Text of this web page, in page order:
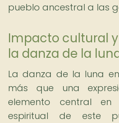
pueblo ancestral a las
Impacto cultural
la danza de la
La danza de la luna
más que una
elemento central
espiritual de este